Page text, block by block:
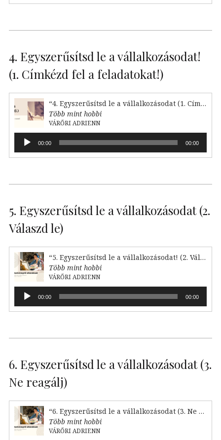
4. Egyszerűsítsd le a vállalkozásodat!
(1. Címkézd fel a feladatokat!)
“4. Egyszerűsítsd le a vállalkozásodat (1. Címkézd fel!)”
Több mint hobbi
VÁRŐRI ADRIENN
Audió
lejátszó00:00 00:00
5. Egyszerűsítsd le a vállalkozásodat (2.
Válaszd le)
“5. Egyszerűsítsd le a vállalkozásodat! (2. Válaszd le)”
Több mint hobbi
VÁRŐRI ADRIENN
Audió
lejátszó00:00 00:00
6. Egyszerűsítsd le a vállalkozásodat (3.
Ne reagálj)
“6. Egyszerűsítsd le a vállalkozásodat (3. Ne reagálj)”
Több mint hobbi
VÁRŐRI ADRIENN